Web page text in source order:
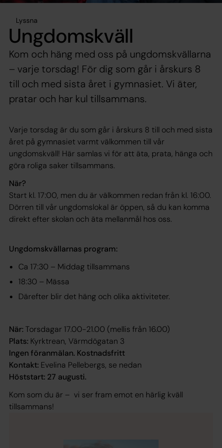
Lyssna
Ungdomskväll
Kom och häng med oss på ungdomskvällarna
– varje torsdag! För dig som går i årskurs 8
till och med sista året i gymnasiet. Vi äter,
pratar och har kul tillsammans.
Varje torsdag är du som går i årskurs 8 till och med sista
året på gymnasiet varmt välkommen till vår
ungdomskväll! Här samlas vi för att äta, prata, hänga och
göra roliga saker tillsammans.
När?
Start kl. 17:00, men du är välkommen redan från kl. 16:00.
Dörren till vår ungdomslokal är öppen, så du kan komma
direkt efter skolan och äta mellanmål hos oss.
Ungdomskvällarnas program:
Ca 17:30 – Middag tillsammans
18:30 – Mässa
Därefter blir det häng och olika aktiviteter.
När:Torsdagar 17.00-21.00 (mellis från 16.00)
Plats: Kyrktrean, Värmdögatan 3
Ingen föranmälan. Kostnadsfritt
Kontakt: Evelina Pellebergs, se nedan
Höststart: 27 augusti.
Kom som du är – vi ser fram emot en härlig kväll
tillsammans!